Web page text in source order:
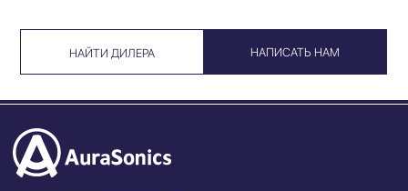
НАЙТИ ДИЛЕРА НАПИСАТЬ НАМ